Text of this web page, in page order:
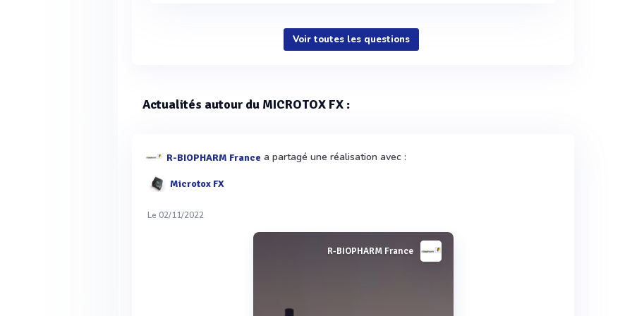
Voir toutes les questions
Actualités autour du MICROTOX FX :
R-BIOPHARM France a partagé une réalisation avec :
Microtox FX
Le 02/11/2022
R-BIOPHARM France